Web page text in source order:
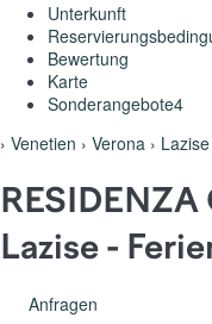
Unterkunft
Bewertung
Karte
Sonderangebote4
› Venetien › Verona › Lazise
RESIDENZA
Lazise -
Anfragen